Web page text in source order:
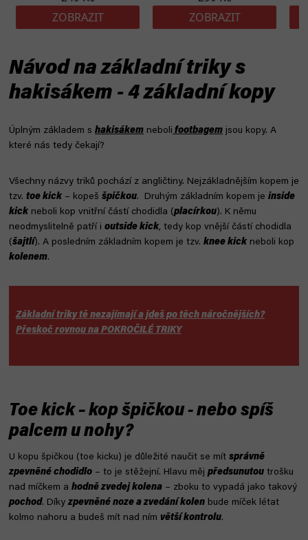
Návod na základní triky s
hakisákem - 4 základní kopy
Úplným základem s hakisákem neboli footbagem jsou kopy. A
které nás tedy čekají?
Všechny názvy triků pochází z angličtiny. Nejzákladnějším kopem je
tzv. toe kick – kopeš špičkou. Druhým základním kopem je inside
kick neboli kop vnitřní částí chodidla (placírkou). K němu
neodmyslitelně patří i outside kick, tedy kop vnější částí chodidla
(šajtlí). A posledním základním kopem je tzv. knee kick neboli kop
kolenem.
Základní triky tě nezajímají a jdeš po těch náročnějších?
Přeskoč rovnou na POKROČILÉ TRIKY
Toe kick – kop špičkou - nebo spíš
palcem u nohy?
U kopu špičkou (toe kicku) je důležité naučit se mít správně
zpevněné chodidlo – to je stěžejní. Hlavu měj předsunutou trošku
nad míčkem a hodně zvedej kolena – zboku to vypadá jako takový
pochod. Díkyzpevněné noze a zvedání kolen bude míček létat
kolmo nahoru a budeš mít nad ním větší kontrolu.